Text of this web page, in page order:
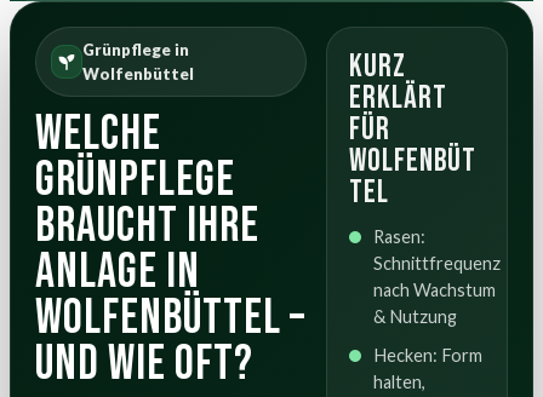
Grünpflege in
Wolfenbüttel
Welche
Grünpflege
braucht Ihre
Anlage in
Wolfenbüttel –
und wie oft?
Kurz
erklärt
für
Wolfenbüt
tel
Rasen:
Schnittfrequenz
nach Wachstum
& Nutzung
Hecken: Form
halten,